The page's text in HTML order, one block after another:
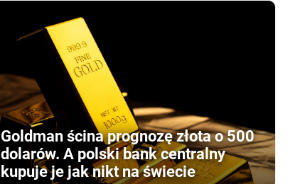
Goldman ścina prognozę złota o 500
dolarów. A polski bank centralny
kupuje je jak nikt na świecie